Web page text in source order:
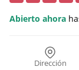
Abierto ahora
Dirección